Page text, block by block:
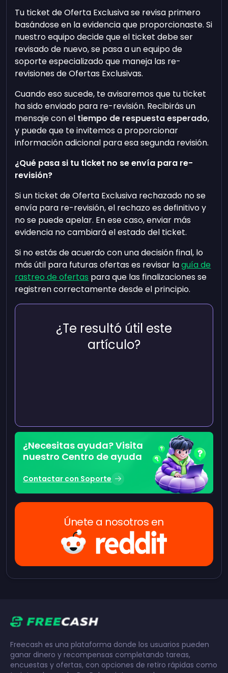
Tu ticket de Oferta Exclusiva se revisa primero
basándose en la evidencia que proporcionaste. Si
nuestro equipo decide que el ticket debe ser
revisado de nuevo, se pasa a un equipo de
soporte especializado que maneja las re-
revisiones de Ofertas Exclusivas.
Cuando eso sucede, te avisaremos que tu ticket
ha sido enviado para re-revisión. Recibirás un
mensaje con el tiempo de respuesta esperado,
y puede que te invitemos a proporcionar
información adicional para esa segunda revisión.
¿Qué pasa si tu ticket no se envía para re-
revisión?
Si un ticket de Oferta Exclusiva rechazado no se
envía para re-revisión, el rechazo es definitivo y
no se puede apelar. En ese caso, enviar más
evidencia no cambiará el estado del ticket.
Si no estás de acuerdo con una decisión final, lo
más útil para futuras ofertas es revisar laguía de
rastreo de ofertas para que las finalizaciones se
registren correctamente desde el principio.
¿Te resultó útil este
artículo?
¿Necesitas ayuda? Visita
nuestro Centro de ayuda
Contactar con Soporte
Únete a nosotros en
Freecash es una plataforma donde los usuarios pueden
ganar dinero y recompensas completando tareas,
encuestas y ofertas, con opciones de retiro rápidas como